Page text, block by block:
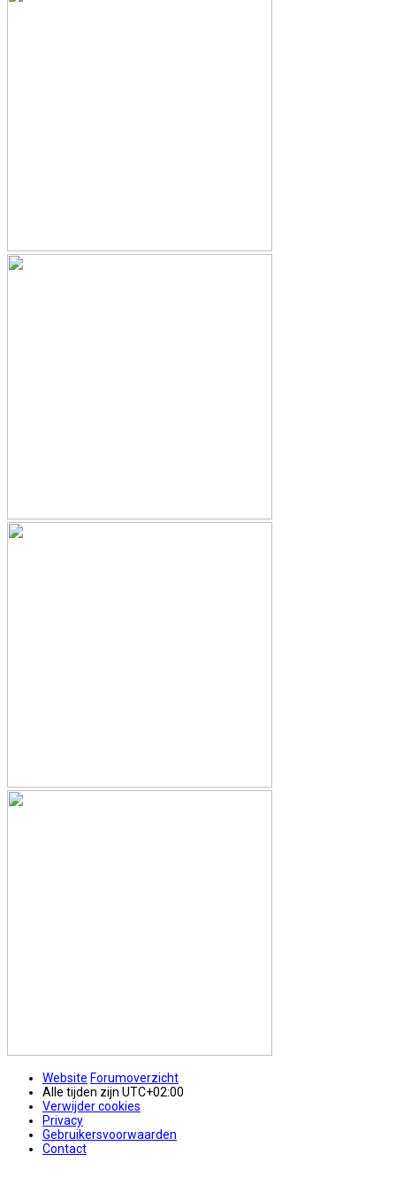
Website Forumoverzicht
Alle tijden zijn UTC+02:00
Verwijder cookies
Privacy
Gebruikersvoorwaarden
Contact